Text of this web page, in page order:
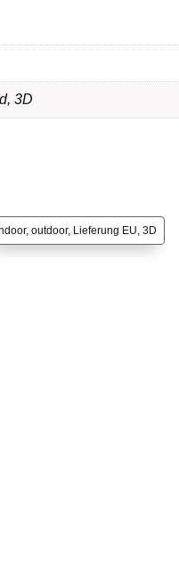
, 3D
outdoor, Lieferung EU, 3D